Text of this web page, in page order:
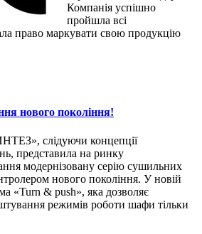
Компанія успішно
пройшла всі
право маркувати свою продукцію
нового покоління!
слідуючи концепції
представила на ринку
модернізовану серію сушильних
нового покоління. У новій
«Turn & push», яка дозволяє
режимів роботи шафи тільки